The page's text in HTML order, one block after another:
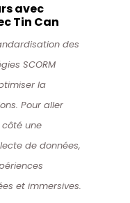
avec
Tin Can
des
SCORM
la
Pour aller
côté une
de données,
et immersives.